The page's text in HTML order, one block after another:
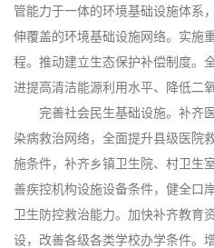
管能力于一体的环境基础设施体系
伸覆盖的环境基础设施网络。实施
程。推动建立生态保护补偿制度。
进提高清洁能源利用水平、降低二
完善社会民生基础设施。补齐
染病救治网络，全面提升县级医院
施条件，补齐乡镇卫生院、村卫生
善疾控机构设施设备条件，健全口
卫生防控救治能力。加快补齐教育
设，改善各级各类学校办学条件。